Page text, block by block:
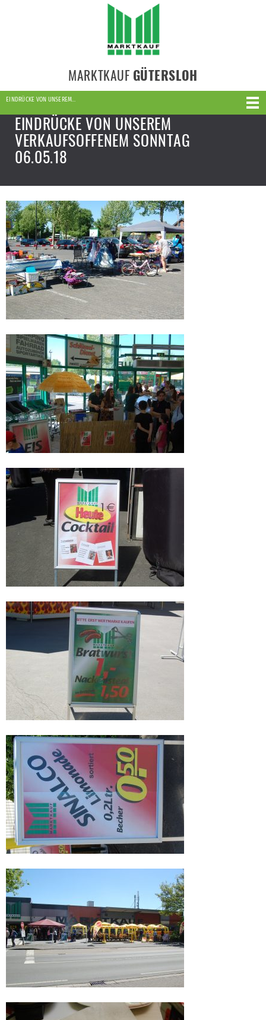
MARKTKAUF GÜTERSLOH
EINDRÜCKE VON UNSEREM…
EINDRÜCKE VON UNSEREM
VERKAUFSOFFENEM SONNTAG
06.05.18